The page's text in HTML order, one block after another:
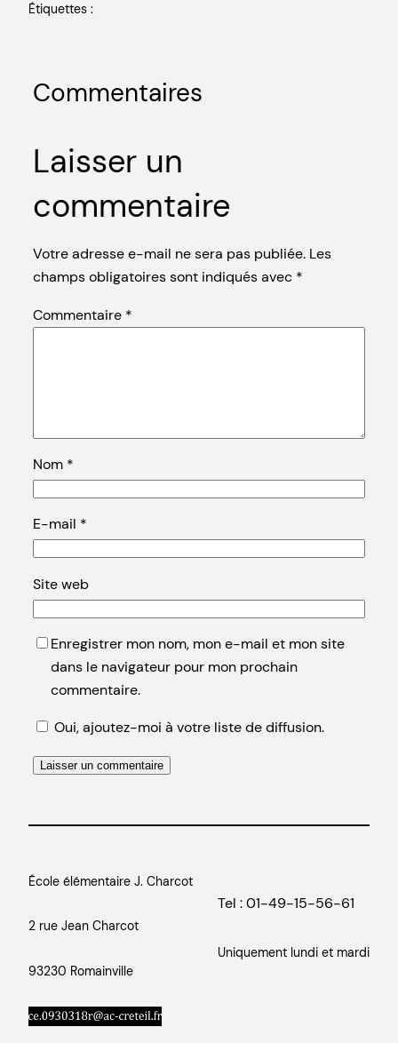
Étiquettes :
Commentaires
Laisser un
commentaire
Votre adresse e-mail ne sera pas publiée. Les
champs obligatoires sont indiqués avec *
Commentaire *
Nom *
E-mail *
Site web
Enregistrer mon nom, mon e-mail et mon site
dans le navigateur pour mon prochain
commentaire.
Oui, ajoutez-moi à votre liste de diffusion.
École élémentaire J. Charcot
2 rue Jean Charcot
93230 Romainville
Tel : 01-49-15-56-61
Uniquement lundi et mardi